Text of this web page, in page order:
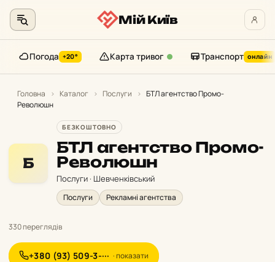
контенту
Мій Київ
Погода +20° Карта тривог Транспорт онлайн
Головна › Каталог › Послуги › БТЛ агентство Промо-
Революшн
Б
БЕЗКОШТОВНО
БТЛ агентство Промо-
Революшн
Послуги · Шевченківський
Послуги Рекламні агентства
330 переглядів
+380 (93) 509-3-··· · показати